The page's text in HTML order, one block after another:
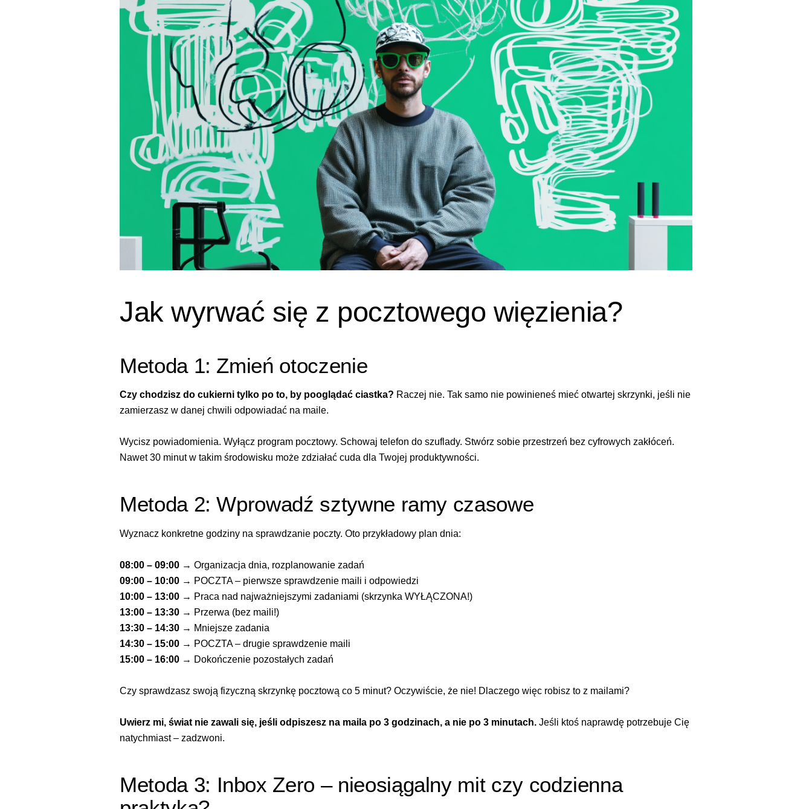
Jak wyrwać się z pocztowego więzienia?
Metoda 1: Zmień otoczenie
Czy chodzisz do cukierni tylko po to, by pooglądać ciastka? Raczej nie. Tak samo nie powinieneś mieć otwartej skrzynki, jeśli nie
zamierzasz w danej chwili odpowiadać na maile.
Wycisz powiadomienia. Wyłącz program pocztowy. Schowaj telefon do szuflady. Stwórz sobie przestrzeń bez cyfrowych zakłóceń.
Nawet 30 minut w takim środowisku może zdziałać cuda dla Twojej produktywności.
Metoda 2: Wprowadź sztywne ramy czasowe
Wyznacz konkretne godziny na sprawdzanie poczty. Oto przykładowy plan dnia:
08:00 – 09:00 → Organizacja dnia, rozplanowanie zadań
09:00 – 10:00 → POCZTA – pierwsze sprawdzenie maili i odpowiedzi
10:00 – 13:00 → Praca nad najważniejszymi zadaniami (skrzynka WYŁĄCZONA!)
13:00 – 13:30 → Przerwa (bez maili!)
13:30 – 14:30 → Mniejsze zadania
14:30 – 15:00 → POCZTA – drugie sprawdzenie maili
15:00 – 16:00 → Dokończenie pozostałych zadań
Czy sprawdzasz swoją fizyczną skrzynkę pocztową co 5 minut? Oczywiście, że nie! Dlaczego więc robisz to z mailami?
Uwierz mi, świat nie zawali się, jeśli odpiszesz na maila po 3 godzinach, a nie po 3 minutach. Jeśli ktoś naprawdę potrzebuje Cię
natychmiast – zadzwoni.
Metoda 3: Inbox Zero – nieosiągalny mit czy codzienna